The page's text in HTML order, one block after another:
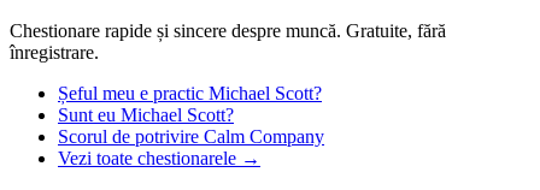
Chestionare rapide și sincere despre muncă. Gratuite, fără
înregistrare.
Șeful meu e practic Michael Scott?
Sunt eu Michael Scott?
Scorul de potrivire Calm Company
Vezi toate chestionarele →